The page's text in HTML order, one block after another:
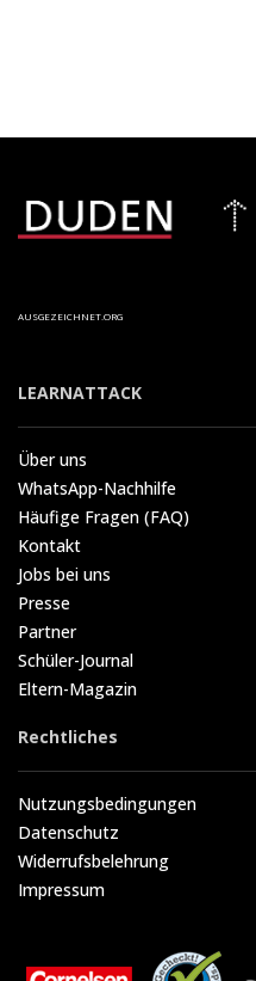
AUSGEZEICHNET.ORG
LEARNATTACK
Über uns
WhatsApp-Nachhilfe
Häufige Fragen (FAQ)
Kontakt
Jobs bei uns
Presse
Partner
Schüler-Journal
Eltern-Magazin
Rechtliches
Nutzungsbedingungen
Datenschutz
Widerrufsbelehrung
Impressum